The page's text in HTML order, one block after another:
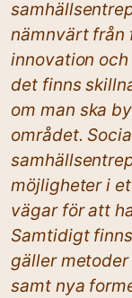
nämnvärt från
innovation
det finns
om man ska
området.
möjligheter i
vägar för att
Samtidigt
gäller
samt nya